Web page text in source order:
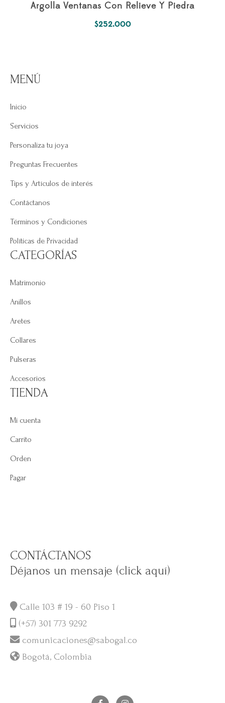
Argolla Ventanas Con Relieve Y Piedra
$252.000
MENÚ
Inicio
Servicios
Personaliza tu joya
Preguntas Frecuentes
Tips y Artículos de interés
Contáctanos
Términos y Condiciones
Políticas de Privacidad
CATEGORÍAS
Matrimonio
Anillos
Aretes
Collares
Pulseras
Accesorios
TIENDA
Mi cuenta
Carrito
Orden
Pagar
CONTÁCTANOS
Déjanos un mensaje (click aquí)
Calle 103 # 19 - 60 Piso 1
(+57) 301 773 9292
comunicaciones@sabogal.co
Bogotá, Colombia